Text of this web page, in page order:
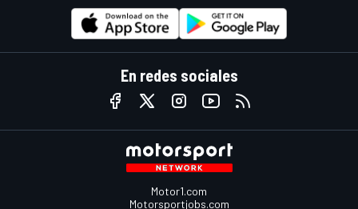
En redes sociales
Motor1.com
Motorsportjobs.com